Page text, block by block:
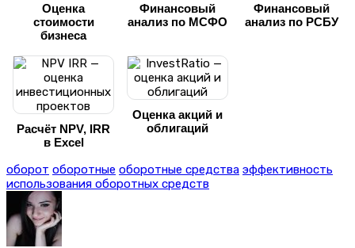
Оценка
стоимости
бизнеса
Финансовый
анализ по МСФО
Финансовый
анализ по РСБУ
Расчёт NPV, IRR
в Excel
Оценка акций и
облигаций
оборот оборотные оборотные средства эффективность
использования оборотных средств